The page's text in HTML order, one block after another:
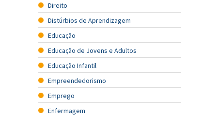
Direito
Distúrbios de Aprendizagem
Educação
Educação de Jovens e Adultos
Educação Infantil
Empreendedorismo
Emprego
Enfermagem